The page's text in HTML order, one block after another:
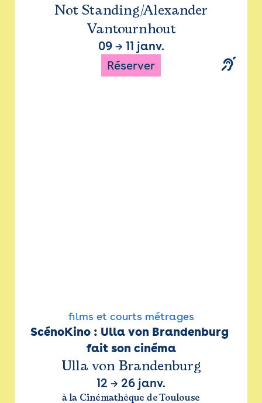
Not Standing/Alexander
Vantournhout
09→ 11 janv.
Réserver
films et courts métrages
ScénoKino : Ulla von Brandenburg
fait son cinéma
Ulla von Brandenburg
12 → 26 janv.
à la Cinémathèque de Toulouse